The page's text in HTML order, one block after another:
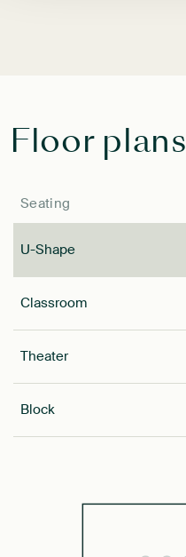
Floor plans
Seating
U-Shape
Classroom
Theater
Block